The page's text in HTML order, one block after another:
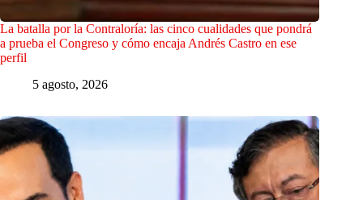
La batalla por la Contraloría: las cinco cualidades que pondrá
a prueba el Congreso y cómo encaja Andrés Castro en ese
perfil
5 agosto, 2026